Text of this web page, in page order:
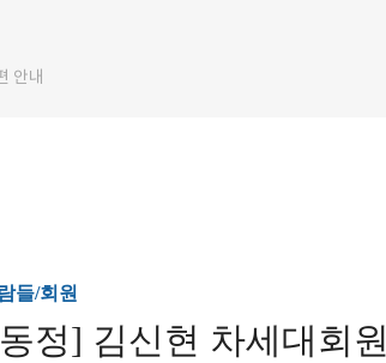
안내
들/회원
정] 김신현 차세대회원